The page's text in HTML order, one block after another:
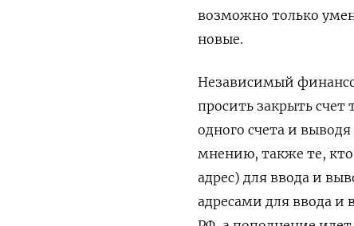
возможно только
новые.
Независимый
просить закрыть счет
одного счета и
мнению, также те, кто
адрес) для ввода и
адресами для ввода и